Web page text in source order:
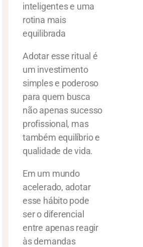
inteligentes e uma
rotina mais
equilibrada
Adotar esse ritual é
um investimento
simples e poderoso
para quem busca
não apenas sucesso
profissional, mas
também equilíbrio e
qualidade de vida.
Em um mundo
acelerado, adotar
esse hábito pode
ser o diferencial
entre apenas reagir
às demandas